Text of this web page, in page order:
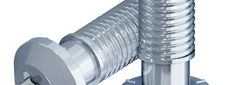
Алюминиевые промышленные ограждения
Алюминиевая промышленная мебель
Крейты и кассеты Subrack systems